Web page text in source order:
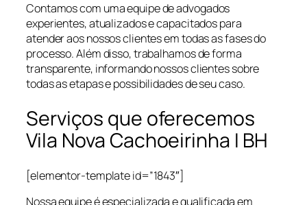
Contamos com uma equipe de advogados
experientes, atualizados e capacitados para
atender aos nossos clientes em todas as fases do
processo. Além disso, trabalhamos de forma
transparente, informando nossos clientes sobre
todas as etapas e possibilidades de seu caso.
Serviços que oferecemos
Vila Nova Cachoeirinha I BH
[elementor-template id=”1843″]
Nossa equipe é especializada e qualificada em